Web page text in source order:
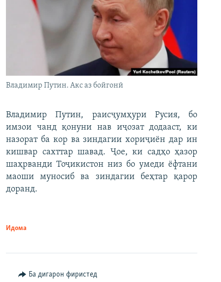
Владимир Путин. Акс аз бойгонӣ
Владимир Путин, раисҷумҳури Русия, бо
имзои чанд қонуни нав иҷозат додааст, ки
назорат ба кор ва зиндагии хориҷиён дар ин
кишвар сахттар шавад. Ҷое, ки садҳо ҳазор
шаҳрванди Тоҷикистон низ бо умеди ёфтани
маоши муносиб ва зиндагии беҳтар қарор
доранд.
Идома
Ба дигарон фиристед